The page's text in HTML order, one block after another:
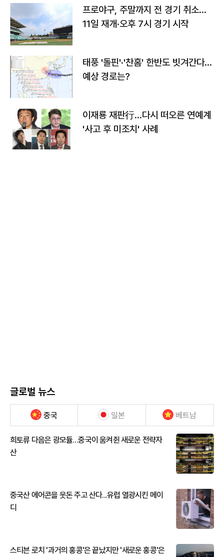
프로야구, 주말까지 전 경기 취소…
11일 재개·오후 7시 경기 시작
태풍 '돌핀'·'찬홈' 한반도 빗겨간다…
예상 경로는?
이재룡 재판行…다시 떠오른 연예계
'사고 후 미조치' 사례
글로벌 뉴스
중국 일본 베트남
희토류 다음은 광모듈…중국이 움켜쥔 새로운 전략자
산
중국산 에어콘을 웃돈 주고 산다...유럽 열광시킨 메이
디
스티븐 로치 '과거의 홍콩'은 끝났지만 '새로운 홍콩'은